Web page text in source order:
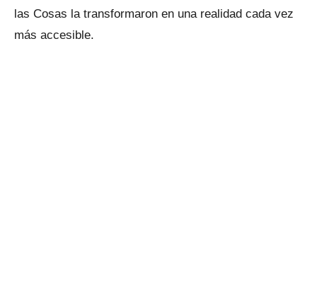
las Cosas la transformaron en una realidad cada vez
más accesible.